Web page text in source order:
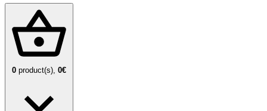
0 product(s), 0€